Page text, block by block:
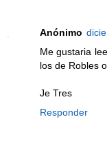
Anónimo
Me gustaria
los de Robles
Je Tres
Responder